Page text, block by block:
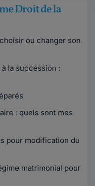
Droit de la
ou changer son
la succession :
: quels sont mes
pour modification du
matrimonial pour